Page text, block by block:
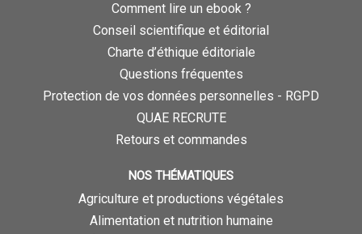
Comment lire un ebook ?
Conseil scientifique et éditorial
Charte d’éthique éditoriale
Questions fréquentes
Protection de vos données personnelles - RGPD
QUAE RECRUTE
Retours et commandes
NOS THÉMATIQUES
Agriculture et productions végétales
Alimentation et nutrition humaine